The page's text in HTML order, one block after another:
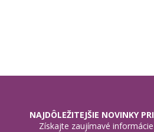
NAJDÔLEŽITEJŠIE NOVINKY
Získajte zaujímavé